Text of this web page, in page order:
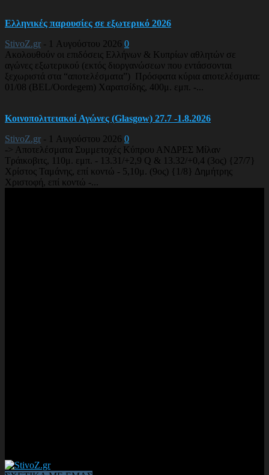
Ελληνικές παρουσίες σε εξωτερικό 2026
StivoZ.gr - 1 Αυγούστου 2026 0
Ακολουθούν οι επιδόσεις Ελλήνων & Κυπρίων αθλητών σε
αγώνες εξωτερικού (εκτός διοργανώσεων που εντάσσονται
ξεχωριστά στα “αποτελέσματα”) Πρόσφατα κύρια αποτελέσματα:
01/08 (BEL/Oordegem) Χαρατσίδης, 400μ. εμπ. -...
Κοινοπολιτειακοί Αγώνες (Glasgow) 27.7 -1.8.2026
StivoZ.gr - 1 Αυγούστου 2026 0
-> Αποτελέσματα Συμμετοχές Κύπρου ΑΝΔΡΕΣ Μίλαν
Τράικοβιτς, 110μ. εμπ. - 13.31/+2,9 Q & 13.32/+0,4 (3ος) {27/7}
Χρίστος Ταμάνης, επί κοντώ - 5,10μ. (9ος) {1/8} Δημήτρης
Χριστοφή, επί κοντώ -...